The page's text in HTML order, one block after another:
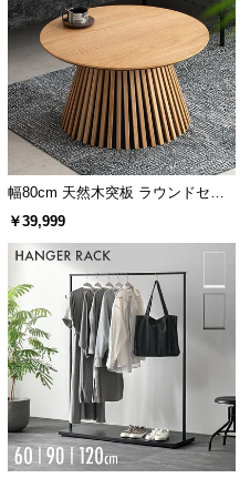
収納
出しで、筆記用具や雑貨
幅80cm 天然木突板 ラウンドセン
ターテーブル 美しい格子デザイン
￥39,999